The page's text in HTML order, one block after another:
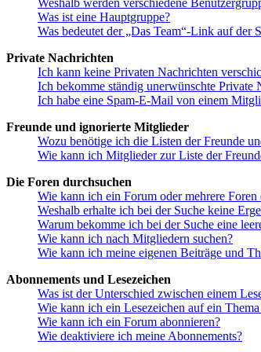
Was ist eine Hauptgruppe?
Was bedeutet der „Das Team“-Link auf der
Private Nachrichten
Ich kann keine Privaten Nachrichten
Ich bekomme ständig unerwünschte Private
Ich habe eine Spam-E-Mail von einem
Freunde und ignorierte Mitglieder
Wozu benötige ich die Listen der Freunde
Wie kann ich Mitglieder zur Liste der
Die Foren durchsuchen
Wie kann ich ein Forum oder mehrere Foren
Weshalb erhalte ich bei der Suche keine
Warum bekomme ich bei der Suche eine
Wie kann ich nach Mitgliedern suchen?
Wie kann ich meine eigenen Beiträge und
Abonnements und Lesezeichen
Was ist der Unterschied zwischen einem
Wie kann ich ein Lesezeichen auf ein
Wie kann ich ein Forum abonnieren?
Wie deaktiviere ich meine Abonnements?